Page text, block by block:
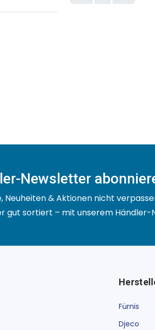
Newsletter
Neuheiten & Aktionen nicht
gut sortiert – mit unserem Händler-
Fürnis
Djeco